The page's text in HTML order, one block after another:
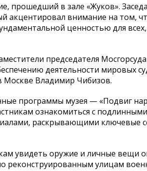
прошедший в зале «Жуков».
акцентировал внимание на том,
ценностью для
председателя
деятельности мировых
Москве Владимир Чибизов.
программы музея — «Подвиг
ознакомиться с
раскрывающими ключевые
увидеть оружие и личные вещи
реконструированным улицам